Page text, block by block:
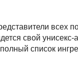
всех
свой унисекс-
список